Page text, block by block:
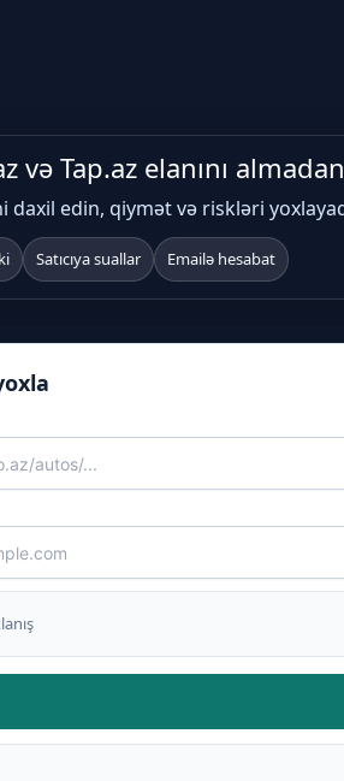
və Tap.az elanını
daxil edin, qiymət və riskləri
Satıcıya suallar Emailə hesabat